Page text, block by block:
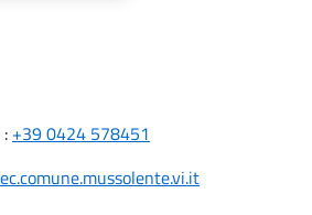
: +39 0424 578451